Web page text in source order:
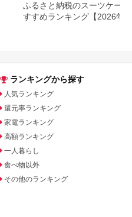
ふるさと納税のスーツケース
すすめランキング【2026年最
ランキングから探す
人気ランキング
還元率ランキング
家電ランキング
高額ランキング
一人暮らし
食べ物以外
その他のランキング